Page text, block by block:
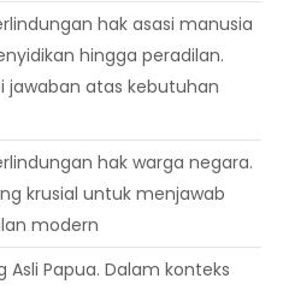
hak asasi manusia
hingga peradilan.
jawaban atas kebutuhan
hak warga negara.
krusial untuk menjawab
modern
Papua. Dalam konteks